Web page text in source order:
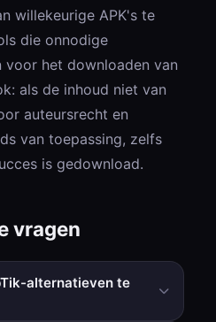
willekeurige APK's te
die onnodige
voor het downloaden van
als de inhoud niet van
auteursrecht en
van toepassing, zelfs
is gedownload.
vragen
alternatieven te